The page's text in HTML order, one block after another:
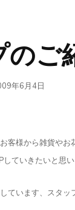
ご
年6月4日
客様から雑貨やお
ていきたいと思
ています、スタッ